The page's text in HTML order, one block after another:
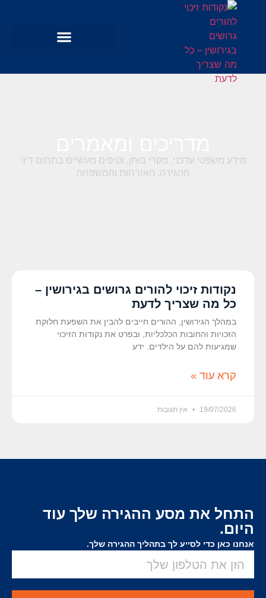
מידע משפטי עדכני, מקרי בוחן, וטיפים מעשיים בתחום דיני
ההגירה, האזרחות והמשפחה
נקודות זיכוי להורים גרושים בגירושין –
כל מה שצריך לדעת
במהלך הגירושין, ההורים חייבים להבין את השפעת חלוקת
הזכויות והחובות הכלכליות, ובפרט את נקודות הזיכוי
שמגיעות להם על הילדים. ידע
קרא עוד »
19/07/2026 אין תגובות
התחל את מסע ההגירה שלך עוד
היום.
אנחנו כאן כדי לסייע לך בתהליך ההגירה שלך.